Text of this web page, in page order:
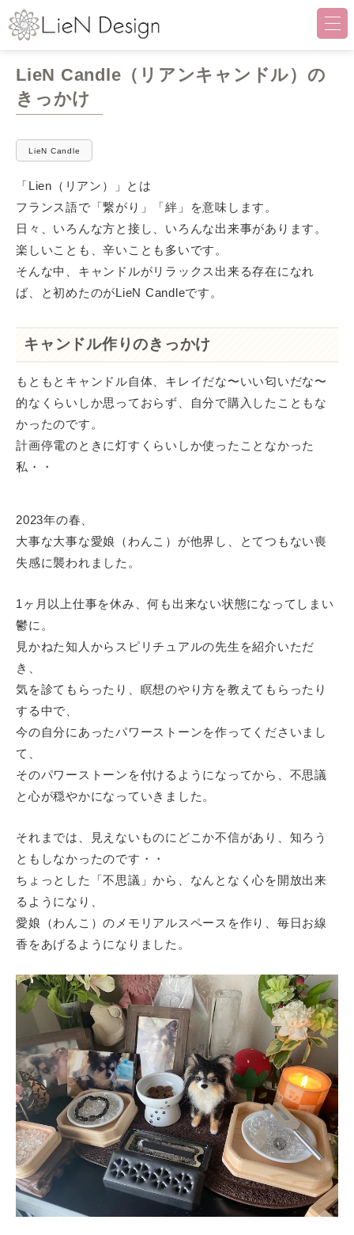
LieN Design（リアンデザイン
LieN Candle（リアンキャンドル）の
きっかけ
LieN Candle
「Lien（リアン）」とは
フランス語で「繋がり」「絆」を意味します。
日々、いろんな方と接し、いろんな出来事があります。
楽しいことも、辛いことも多いです。
そんな中、キャンドルがリラックス出来る存在になれ
ば、と初めたのがLieN Candleです。
キャンドル作りのきっかけ
もともとキャンドル自体、キレイだな〜いい匂いだな〜
的なくらいしか思っておらず、自分で購入したこともな
かったのです。
計画停電のときに灯すくらいしか使ったことなかった
私・・
2023年の春、
大事な大事な愛娘（わんこ）が他界し、とてつもない喪
失感に襲われました。
1ヶ月以上仕事を休み、何も出来ない状態になってしまい
鬱に。
見かねた知人からスピリチュアルの先生を紹介いただ
き、
気を診てもらったり、瞑想のやり方を教えてもらったり
する中で、
今の自分にあったパワーストーンを作ってくださいまし
て、
そのパワーストーンを付けるようになってから、不思議
と心が穏やかになっていきました。
それまでは、見えないものにどこか不信があり、知ろう
ともしなかったのです・・
ちょっとした「不思議」から、なんとなく心を開放出来
るようになり、
愛娘（わんこ）のメモリアルスペースを作り、毎日お線
香をあげるようになりました。